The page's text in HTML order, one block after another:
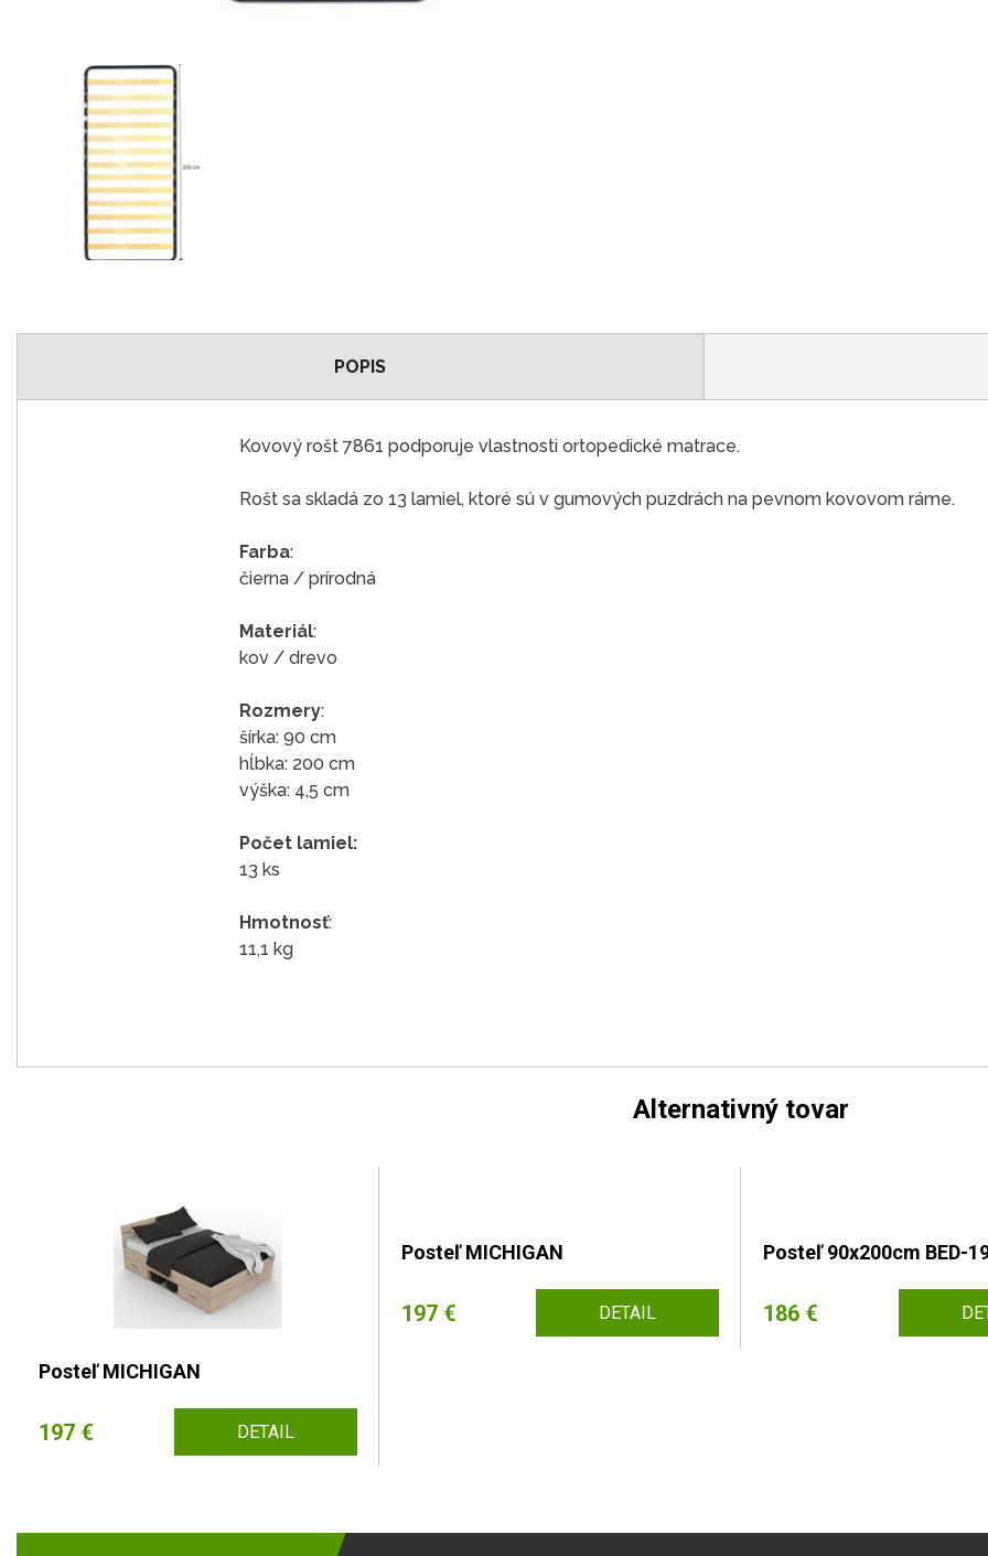
POPIS
Kovový rošt 7861 podporuje vlastnosti ortopedické matrace.
Rošt sa skladá zo 13 lamiel, ktoré sú v gumových puzdrách na pevnom kovovom ráme.
Farba:
čierna / prírodná
Materiál:
kov / drevo
Rozmery:
šírka: 90 cm
hĺbka: 200 cm
výška: 4,5 cm
Počet lamiel:
13 ks
Hmotnosť:
11,1 kg
Alternativný tovar
Posteľ MICHIGAN
197 € DETAIL
Posteľ MICHIGAN
197 € DETAIL
Posteľ 90x200cm BED-
186 €